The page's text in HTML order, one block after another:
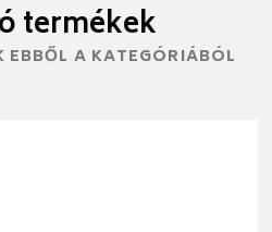
termékek
EBBŐL A KATEGÓRIÁBÓL